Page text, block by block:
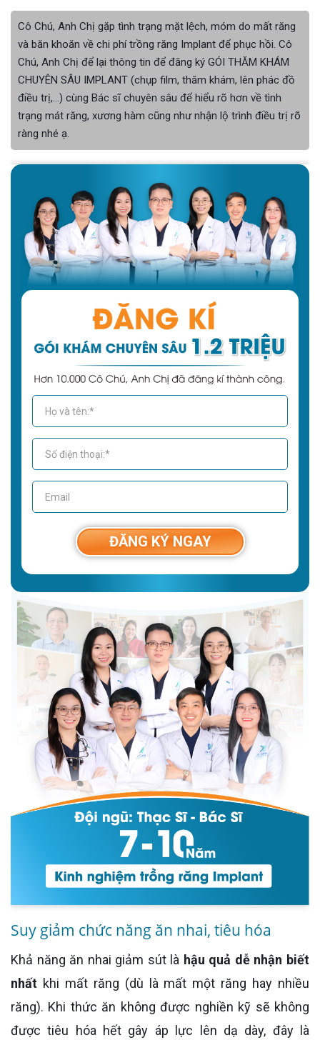
Cô Chú, Anh Chị gặp tình trạng mặt lệch, móm do mất răng
và băn khoăn về chi phí trồng răng Implant để phục hồi. Cô
Chú, Anh Chị để lại thông tin để đăng ký GÓI THĂM KHÁM
CHUYÊN SÂU IMPLANT (chụp film, thăm khám, lên phác đồ
điều trị,...) cùng Bác sĩ chuyên sâu để hiểu rõ hơn về tình
trạng mát răng, xương hàm cũng như nhận lộ trình điều trị rõ
ràng nhé ạ.
Suy giảm chức năng ăn nhai, tiêu hóa
Khả năng ăn nhai giảm sút là hậu quả dễ nhận biết
nhất khi mất răng (dù là mất một răng hay nhiều
răng). Khi thức ăn không được nghiền kỹ sẽ không
được tiêu hóa hết gây áp lực lên dạ dày, đây là